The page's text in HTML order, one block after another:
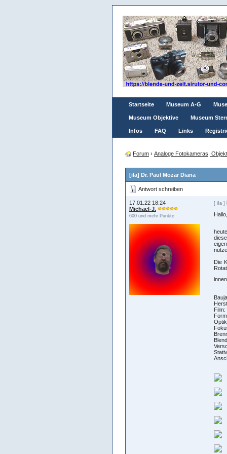
Startseite Museum A-G
Museum Objektive Museum
Infos FAQ Links
Forum › Analoge Fotokameras,
[iIa] Dr. Paul Mozar Diana
Antwort schreiben
17.01.22 18:24
Michael-J.
600 und mehr Punkte
[ iIa ]
Hallo,
Die